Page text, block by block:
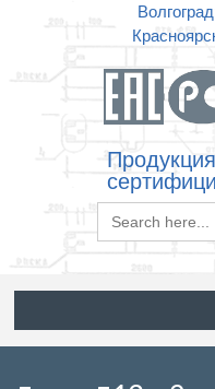
Продукция
Search
for: